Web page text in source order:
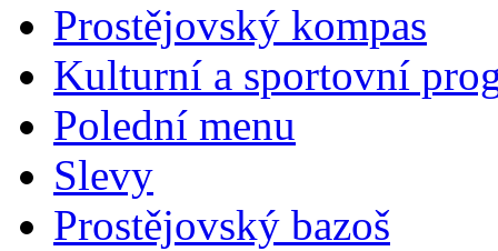
Prostějovský kompas
Kulturní a sportovní
Polední menu
Slevy
Prostějovský bazoš